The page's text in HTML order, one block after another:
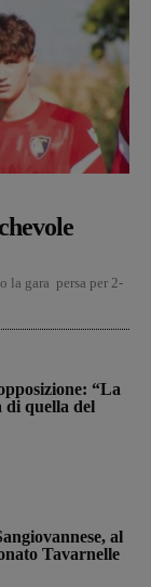
la gara persa per 2-
“La
di quella del
al
Tavarnelle